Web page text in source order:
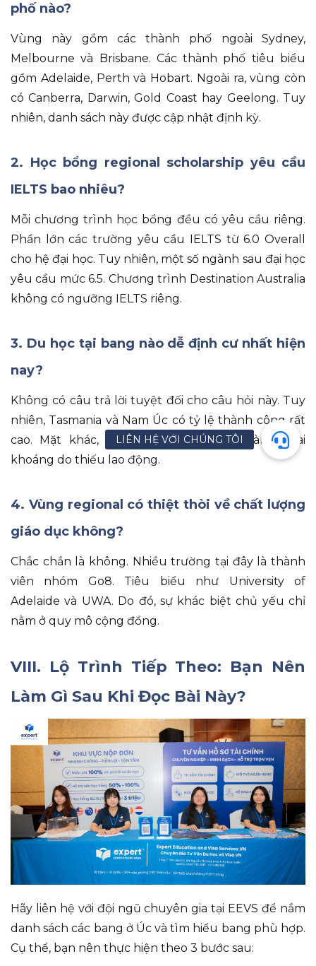
phố nào?
Vùng này gồm các thành phố ngoài Sydney,
Melbourne và Brisbane. Các thành phố tiêu biểu
gồm Adelaide, Perth và Hobart. Ngoài ra, vùng còn
có Canberra, Darwin, Gold Coast hay Geelong. Tuy
nhiên, danh sách này được cập nhật định kỳ.
2. Học bổng regional scholarship yêu cầu
IELTS bao nhiêu?
Mỗi chương trình học bổng đều có yêu cầu riêng.
Phần lớn các trường yêu cầu IELTS từ 6.0 Overall
cho hệ đại học. Tuy nhiên, một số ngành sau đại học
yêu cầu mức 6.5. Chương trình Destination Australia
không có ngưỡng IELTS riêng.
3. Du học tại bang nào dễ định cư nhất hiện
nay?
Không có câu trả lời tuyệt đối cho câu hỏi này. Tuy
nhiên, Tasmania và Nam Úc có tỷ lệ thành công rất
cao. Mặt khác, Tây Úc lại mạnh về ngành khai
khoáng do thiếu lao động.
4. Vùng regional có thiệt thòi về chất lượng
giáo dục không?
Chắc chắn là không. Nhiều trường tại đây là thành
viên nhóm Go8. Tiêu biểu như University of
Adelaide và UWA. Do đó, sự khác biệt chủ yếu chỉ
nằm ở quy mô cộng đồng.
VIII. Lộ Trình Tiếp Theo: Bạn Nên
Làm Gì Sau Khi Đọc Bài Này?
Hãy liên hệ với đội ngũ chuyên gia tại EEVS để nắm
danh sách các bang ở Úc và tìm hiểu bang phù hợp.
Cụ thể, bạn nên thực hiện theo 3 bước sau: